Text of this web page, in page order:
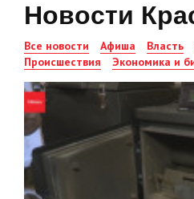
Новости
Все новости Афиша Власть
Происшествия
Экономика и